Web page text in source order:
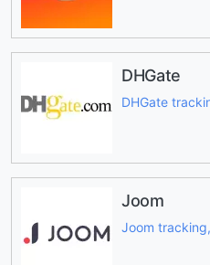
DHGate
DHGate
Joom
Joom